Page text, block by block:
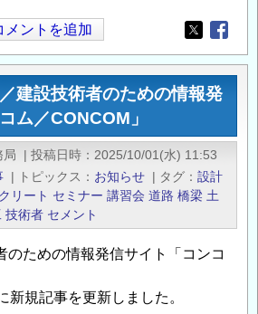
メントを追加
Opens in
建設技術者のための情報発
ム／CONCOM」
局 | 投稿日時
2025/10/01(水) 11:53
| トピックス お知らせ | タグ
設計
リート セミナー 講習会 道路 橋梁 土
技術者 セメント
のための情報発信サイト「コンコ
新規記事を更新しました。